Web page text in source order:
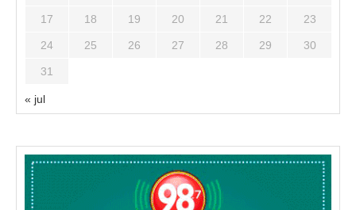
17 18 19 20 21 22 23
24 25 26 27 28 29 30
31
« jul